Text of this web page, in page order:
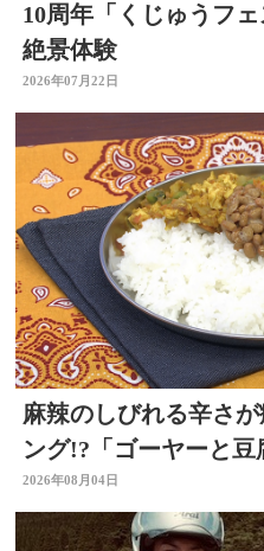
10周年「くじゅうフ
絶景体験
2026年07月22日
麻辣のしびれる辛さ
ング!?「ゴーヤーと
ー」～開店！キッチン
2026年08月04日